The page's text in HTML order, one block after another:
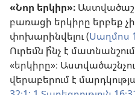
«Նոր երկիր»։
բառացի երկիրը երբեք
փոխարինվելու (Սաղմոս
Ուրեմն ի՞նչ է
«երկիրը»։
վերաբերում է